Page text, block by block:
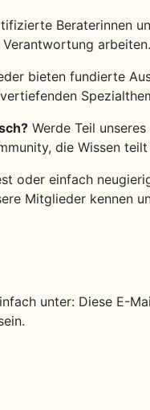
Beraterinnen
arbeiten.
bieten fundierte
Werde Teil
die Wissen
oder einfach
Mitglieder kennen
unter: Diese E-